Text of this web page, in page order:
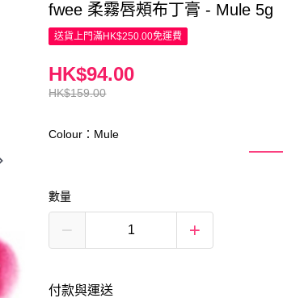
fwee 柔霧唇頰布丁膏 - Mule 5g
送貨上門滿HK$250.00免運費
HK$159.00
HK$94.00
Colour：Mule
數量
付款與運送